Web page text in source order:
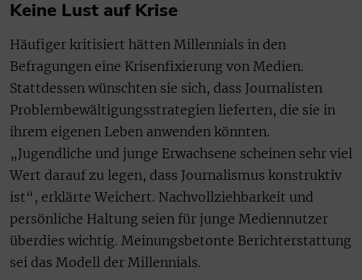
Keine Lust auf Krise
Häufiger kritisiert hätten Millennials in den
Befragungen eine Krisenfixierung von Medien.
Stattdessen wünschten sie sich, dass Journalisten
Problembewältigungsstrategien lieferten, die sie in
ihrem eigenen Leben anwenden könnten.
„Jugendliche und junge Erwachsene scheinen sehr viel
Wert darauf zu legen, dass Journalismus konstruktiv
ist“, erklärte Weichert. Nachvollziehbarkeit und
persönliche Haltung seien für junge Mediennutzer
überdies wichtig. Meinungsbetonte Berichterstattung
sei das Modell der Millennials.